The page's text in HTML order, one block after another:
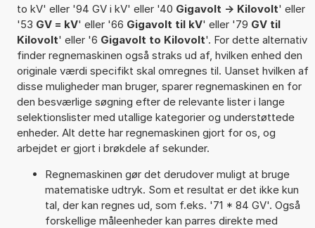
to kV' eller '94 GV i kV' eller '40 Gigavolt -> Kilovolt' eller
'53 GV = kV' eller '66 Gigavolt til kV' eller '79 GV til
Kilovolt' eller '6 Gigavolt to Kilovolt'. For dette alternativ
finder regnemaskinen også straks ud af, hvilken enhed den
originale værdi specifikt skal omregnes til. Uanset hvilken af
disse muligheder man bruger, sparer regnemaskinen en for
den besværlige søgning efter de relevante lister i lange
selektionslister med utallige kategorier og understøttede
enheder. Alt dette har regnemaskinen gjort for os, og
arbejdet er gjort i brøkdele af sekunder.
Regnemaskinen gør det derudover muligt at bruge
matematiske udtryk. Som et resultat er det ikke kun
tal, der kan regnes ud, som f.eks. '71 * 84 GV'. Også
forskellige måleenheder kan parres direkte med